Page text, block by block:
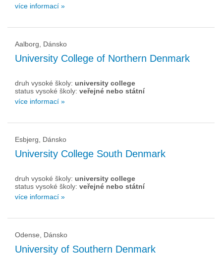
více informací »
Aalborg, Dánsko
University College of Northern Denmark
druh vysoké školy: university college
status vysoké školy: veřejné nebo státní
více informací »
Esbjerg, Dánsko
University College South Denmark
druh vysoké školy: university college
status vysoké školy: veřejné nebo státní
více informací »
Odense, Dánsko
University of Southern Denmark